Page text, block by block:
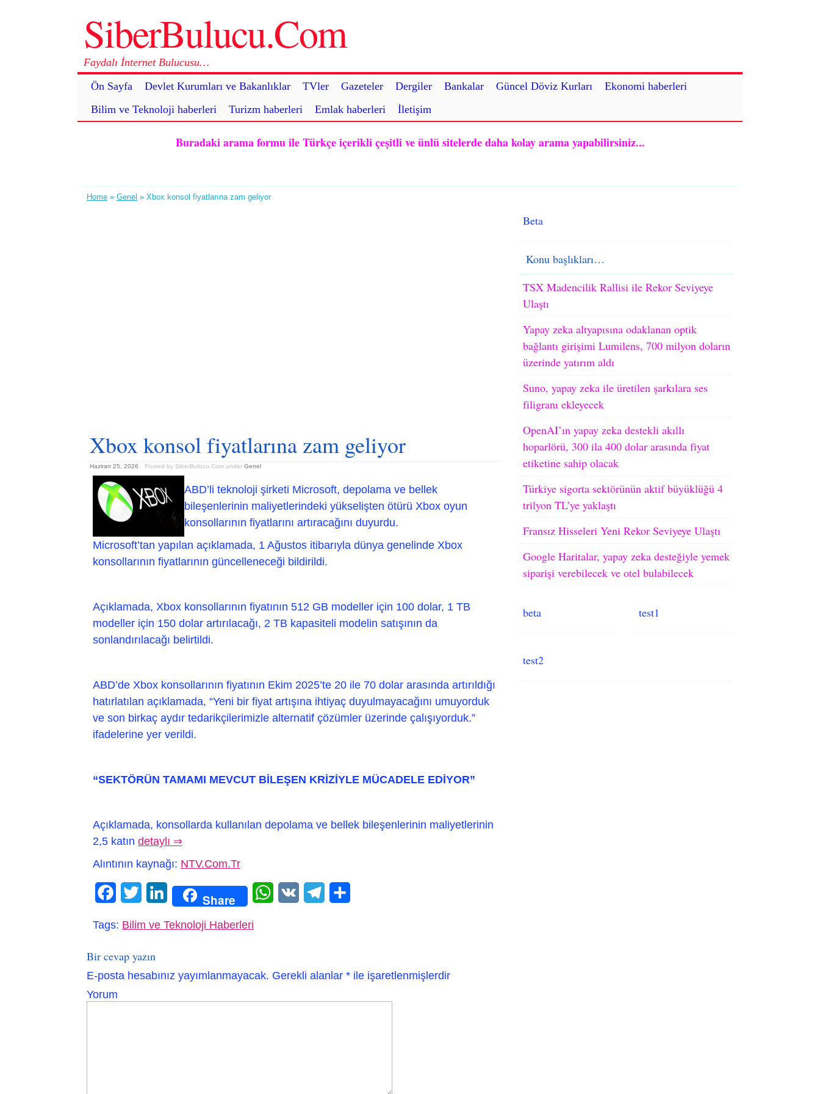
SiberBulucu.Com
Faydalı İnternet Bulucusu…
Ön Sayfa
Devlet Kurumları ve Bakanlıklar TVler Gazeteler Dergiler Bankalar Güncel Döviz Kurları
Ekonomi haberleri
Bilim ve Teknoloji haberleri
Turizm haberleri Emlak haberleri İletişim
Buradaki arama formu ile Türkçe içerikli çeşitli ve ünlü sitelerde daha kolay arama yapabilirsiniz...
Home » Genel » Xbox konsol fiyatlarına zam geliyor
Xbox konsol fiyatlarına zam geliyor
Haziran 25, 2026 Posted by SiberBulucu.Com under Genel
ABD’li teknoloji şirketi Microsoft, depolama ve bellek
bileşenlerinin maliyetlerindeki yükselişten ötürü Xbox oyun
konsollarının fiyatlarını artıracağını duyurdu.
Microsoft’tan yapılan açıklamada, 1 Ağustos itibarıyla dünya genelinde Xbox
konsollarının fiyatlarının güncelleneceği bildirildi.
Açıklamada, Xbox konsollarının fiyatının 512 GB modeller için 100 dolar, 1 TB
modeller için 150 dolar artırılacağı, 2 TB kapasiteli modelin satışının da
sonlandırılacağı belirtildi.
ABD’de Xbox konsollarının fiyatının Ekim 2025’te 20 ile 70 dolar arasında artırıldığı
hatırlatılan açıklamada, “Yeni bir fiyat artışına ihtiyaç duyulmayacağını umuyorduk
ve son birkaç aydır tedarikçilerimizle alternatif çözümler üzerinde çalışıyorduk.”
ifadelerine yer verildi.
“SEKTÖRÜN TAMAMI MEVCUT BİLEŞEN KRİZİYLE MÜCADELE EDİYOR”
Açıklamada, konsollarda kullanılan depolama ve bellek bileşenlerinin maliyetlerinin
2,5 katın detaylı ⇒
Alıntının kaynağı: NTV.Com.Tr
Facebook
Twitter LinkedIn Share WhatsApp
VK Telegram
Tags: Bilim ve Teknoloji Haberleri
Bir cevap yazın
E-posta hesabınız yayımlanmayacak. Gerekli alanlar * ile işaretlenmişlerdir
Yorum
Beta
Konu başlıkları…
TSX Madencilik Rallisi ile Rekor Seviyeye
Ulaştı
Yapay zeka altyapısına odaklanan optik
bağlantı girişimi Lumilens, 700 milyon doların
üzerinde yatırım aldı
Suno, yapay zeka ile üretilen şarkılara ses
filigranı ekleyecek
OpenAI’ın yapay zeka destekli akıllı
hoparlörü, 300 ila 400 dolar arasında fiyat
etiketine sahip olacak
Türkiye sigorta sektörünün aktif büyüklüğü 4
trilyon TL’ye yaklaştı
Fransız Hisseleri Yeni Rekor Seviyeye Ulaştı
Google Haritalar, yapay zeka desteğiyle yemek
siparişi verebilecek ve otel bulabilecek
beta test1
test2